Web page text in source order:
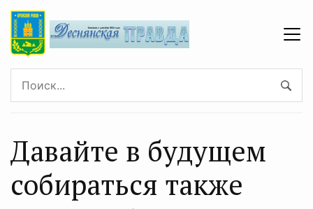
Давайте в будущем
собираться также